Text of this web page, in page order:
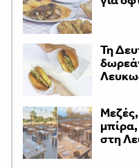
Τη
στη